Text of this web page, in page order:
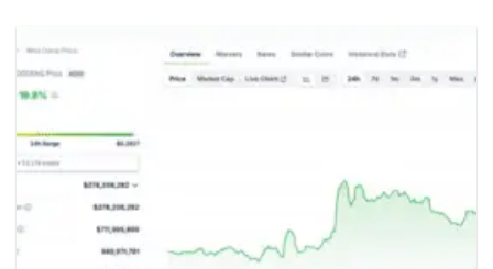
tiền điện tử. Các...